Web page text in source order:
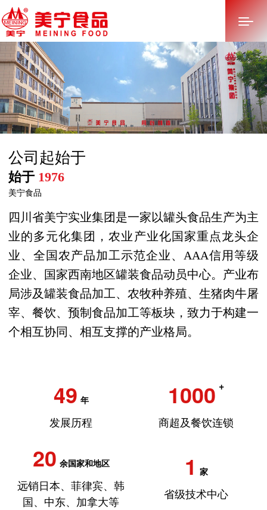
首页
关于美宁
多元化产业
招标采购
加入美宁
联系我们
公司起始于
始于 1976
美宁食品
四川省美宁实业集团是一家以罐头食品生产为主
业的多元化集团，农业产业化国家重点龙头企
业、全国农产品加工示范企业、AAA信用等级
企业、国家西南地区罐装食品动员中心。产业布
局涉及罐装食品加工、农牧种养殖、生猪肉牛屠
宰、餐饮、预制食品加工等板块，致力于构建一
个相互协同、相互支撑的产业格局。
49 年
发展历程
1000 +
商超及餐饮连锁
20 余国家和地区
远销日本、菲律宾、韩
国、中东、加拿大等
1 家
省级技术中心